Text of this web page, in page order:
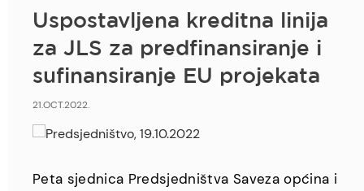
Uspostavljena kreditna linija
za JLS za predfinansiranje i
sufinansiranje EU projekata
21.OCT.2022.
Peta sjednica Predsjedništva Saveza općina i